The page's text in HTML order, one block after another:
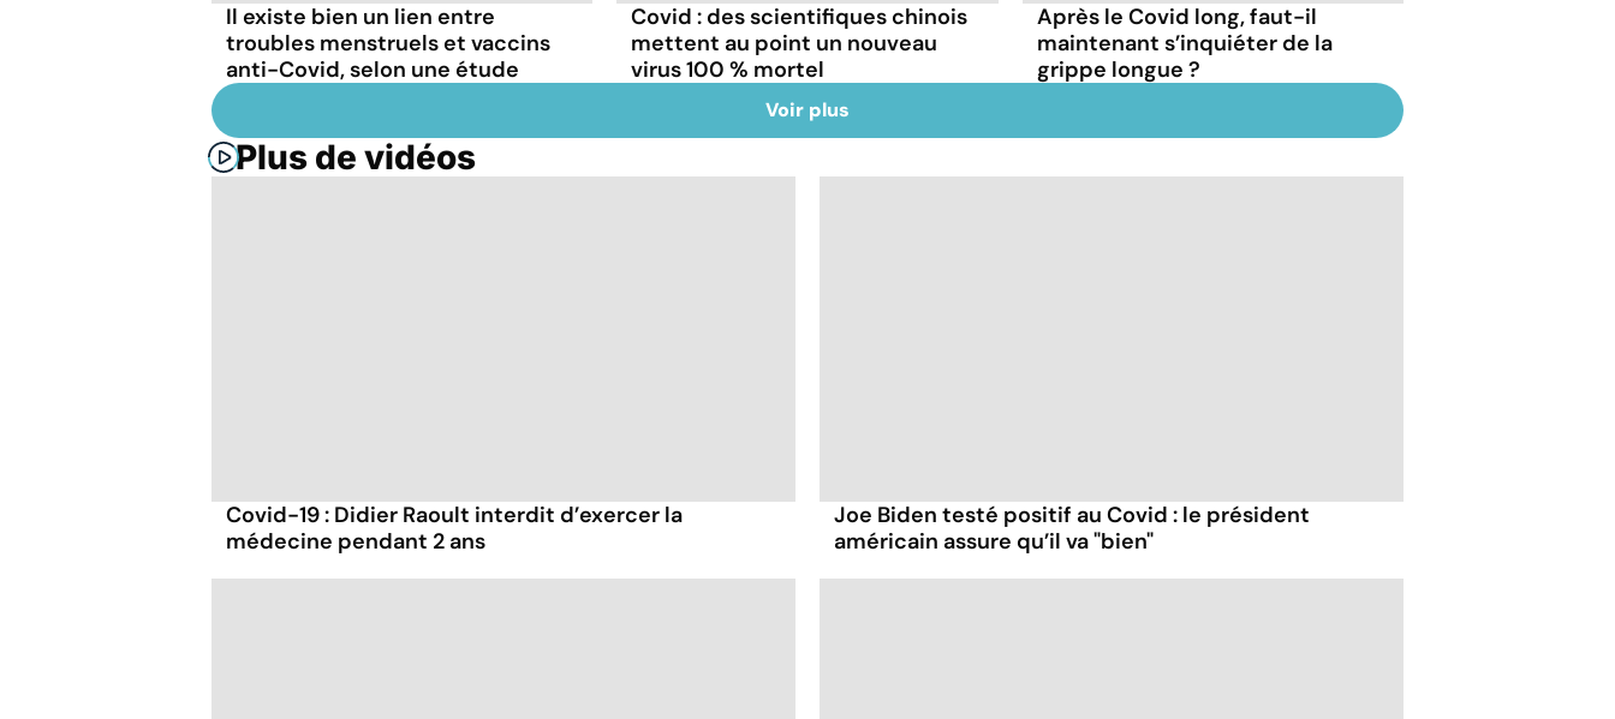
Il existe bien un lien entre
troubles menstruels et vaccins
anti-Covid, selon une étude
Covid : des scientifiques chinois
mettent au point un nouveau
virus 100 % mortel
Après le Covid long, faut-il
maintenant s’inquiéter de la
grippe longue ?
Voir plus
Plus de vidéos
Covid-19 : Didier Raoult interdit d’exercer la
médecine pendant 2 ans
Joe Biden testé positif au Covid : le président
américain assure qu’il va "bien"